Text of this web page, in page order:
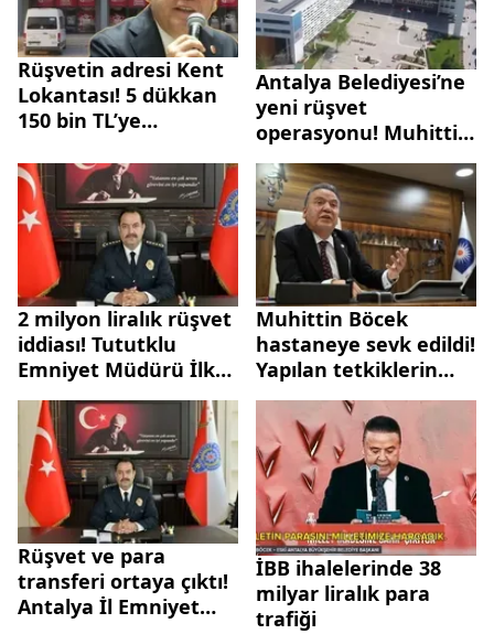
Rüşvetin adresi Kent
Lokantası! 5 dükkan
150 bin TL’ye
Milyonlarca liralık
para transferleri
dosyada
Antalya Belediyesi’ne
yeni rüşvet
operasyonu! Muhittin
Böcek'in gelini Zeynep
Kerimoğlu dahil 17
kişi gözaltında
2 milyon liralık rüşvet
iddiası! Tututklu
Emniyet Müdürü İlker
Arslan'a rüşvet
soruşturmasında
çelişkili ifade: Dostane
para alışverişi
Muhittin Böcek
hastaneye sevk edildi!
Yapılan tetkiklerin
ardından yeniden
cezaevine gönderildi
Rüşvet ve para
transferi ortaya çıktı!
Antalya İl Emniyet
İBB ihalelerinde 38
milyar liralık para
trafiği